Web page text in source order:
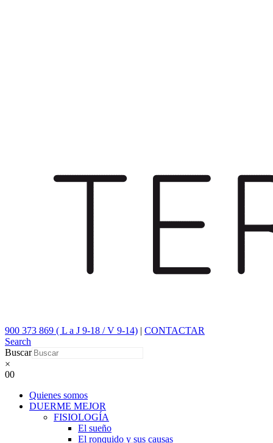
900 373 869 ( L a J 9-18 / V 9-14) | CONTACTAR
Search
Buscar
×
00
Quienes somos
DUERME MEJOR
FISIOLOGÍA
El sueño
El ronquido y sus causas